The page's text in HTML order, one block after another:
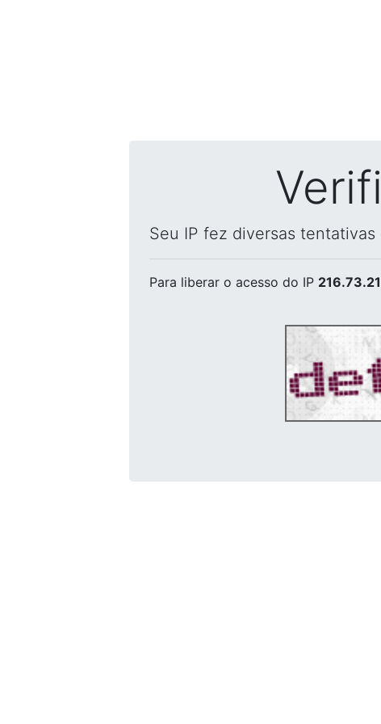
Seu IP fez diversas
Para liberar o acesso do IP